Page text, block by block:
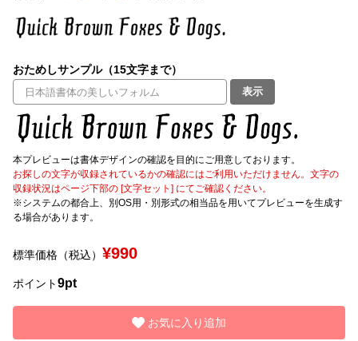
よくあるご質問
お問い合わせ
江戸文字
太さ・ウェイト
セット or 単体
おためしサンプル（15文字まで）
表示
本プレビューは書体デザインの確認を目的にご用意しております。
お探しの文字が収録されているかの確認にはご利用いただけません。文字の
収録状況はページ下部の [文字セット] にてご確認ください。
※システムの都合上、別OS用・別形式の相当品を用いてプレビューを生成す
る場合があります。
標準価格（税込） ¥990
ポイント9pt
お気に入り追加